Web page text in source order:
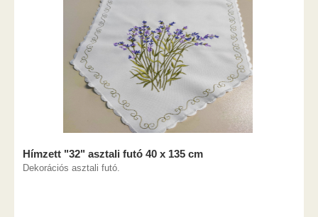
Hímzett "32" asztali futó 40 x 135 cm
Dekorációs asztali futó.